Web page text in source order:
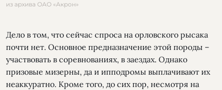
из архива ОАО «Акрон»
Дело в том, что сейчас спроса на орловского рысака
почти нет. Основное предназначение этой породы –
участвовать в соревнованиях, в заездах. Однако
призовые мизерны, да и ипподромы выплачивают их
неаккуратно. Кроме того, до сих пор, несмотря на